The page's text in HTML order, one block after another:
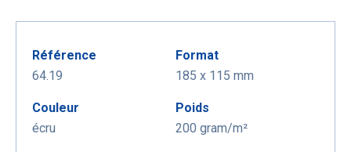
Référence
64.19
Format
185 x 115 mm
Couleur
écru
Poids
200 gram/m²